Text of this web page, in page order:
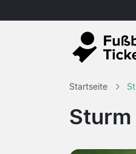
Startseite